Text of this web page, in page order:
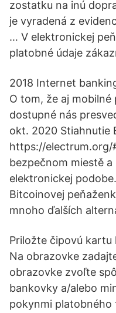
zostatku na inú
je vyradená z
… V elektronickej
platobné údaje
2018 Internet
O tom, že aj mobilné
dostupné nás
okt. 2020 Stiahnutie
https://electrum.org/
bezpečnom miestě
elektronickej
Bitcoinovej
mnoho ďalších
Priložte čipovú
Na obrazovke
obrazovke zvoľte
bankovky a/alebo
pokynmi platobného